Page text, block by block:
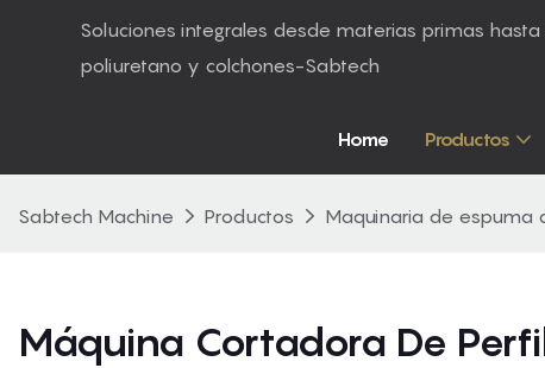
Soluciones integrales desde materias primas
poliuretano y colchones-Sabtech
Home Productos
Sabtech Machine Productos Maquinaria de espuma
Máquina Cortadora De